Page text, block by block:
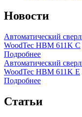
Новости
Автоматический
WoodTec HBM 611K C
Подробнее
Автоматический
WoodTec HBM 611K E
Подробнее
Статьи